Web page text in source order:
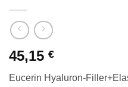
45,15 €
Eucerin Hyaluron-